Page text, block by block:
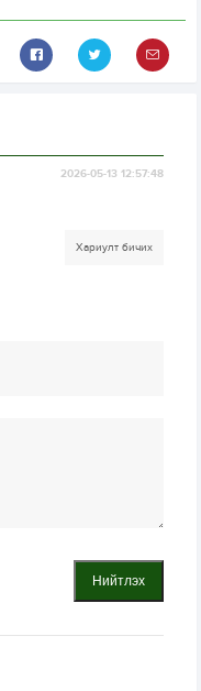
2026-05-13 12:57:48
Хариулт бичих
Нийтлэх